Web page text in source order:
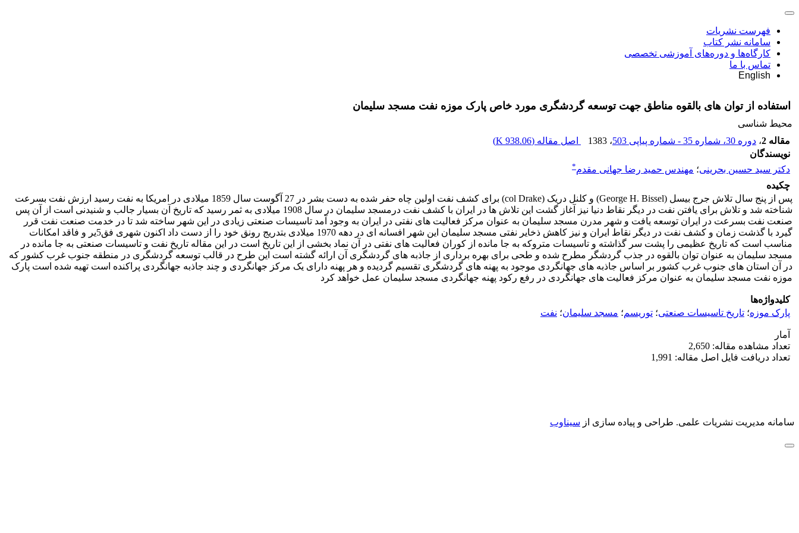
فهرست نشریات
سامانه نشر کتاب
کارگاه‌ها و دوره‌های آموزشی تخصصی
تماس با ما
English
استفاده از توان های بالقوه مناطق جهت توسعه گردشگری مورد خاص پارک موزه نفت مسجد سلیمان
محیط شناسی
مقاله 2
، دوره 30، شماره 35 - شماره پیاپی 503 ، 1383 اصل مقاله (938.06 K
)
نویسندگان
دکتر سید حسین بحرینی؛ مهندس حمید رضا جهانی مقدم*
چکیده
پس از پنج سال تلاش جرج بیسل (George H. Bissel) و کلنل دریک (col Drake) برای کشف نفت اولین چاه حفر شده به دست بشر در 27 آگوست سال 1859 میلادی در امریکا به نفت رسید ارزش نفت بسرعت
شناخته شد و تلاش برای یافتن نفت در دیگر نقاط دنیا نیز آغاز گشت این تلاش ها در ایران با کشف نفت درمسجد سلیمان در سال 1908 میلادی به ثمر رسید که تاریخ آن بسیار جالب و شنیدنی است از آن پس
صنعت نفت بسرعت در ایران توسعه یافت و شهر مدرن مسجد سلیمان به عنوان مرکز فعالیت های نفتی در ایران به وجود آمد تاسیسات صنعتی زیادی در این شهر ساخته شد تا در خدمت صنعت نفت قرر
گیرد با گذشت زمان و کشف نفت در دیگر نقاط ایران و نیز کاهش ذخایر نفتی مسجد سلیمان این شهر افسانه ای در دهه 1970 میلادی بتدریج رونق خود را از دست داد اکنون شهری فق5یر و فاقد امکانات
مناسب است که تاریخ عظیمی را پشت سر گذاشته و تاسیسات متروکه به جا مانده از کوران فعالیت های نفتی در آن نماد بخشی از این تاریخ است در این مقاله تاریخ نفت و تاسیسات صنعتی به جا مانده در
مسجد سلیمان به عنوان توان بالقوه در جذب گردشگر مطرح شده و طحی برای بهره برداری از جاذبه های گردشگری آن ارائه گشته است این طرح در قالب توسعه گردشگری در منطقه جنوب غرب کشور که
در آن استان های جنوب غرب کشور بر اساس جاذبه های جهانگردی موجود به پهنه های گردشگری تقسیم گردیده و هر پهنه دارای یک مرکز جهانگردی و چند جاذبه جهانگردی پراکنده است تهیه شده است پارک
موزه نفت مسجد سلیمان به عنوان مرکز فعالیت های جهانگردی در رفع رکود پهنه جهانگردی مسجد سلیمان عمل خواهد کرد
کلیدواژه‌ها
پارک موزه؛ تاریخ تاسیسات صنعتی؛ توریسم؛ مسجد سلیمان؛ نفت
آمار
تعداد مشاهده مقاله: 2,650
تعداد دریافت فایل اصل مقاله: 1,991
سامانه مدیریت نشریات علمی. طراحی و پیاده سازی از سیناوب